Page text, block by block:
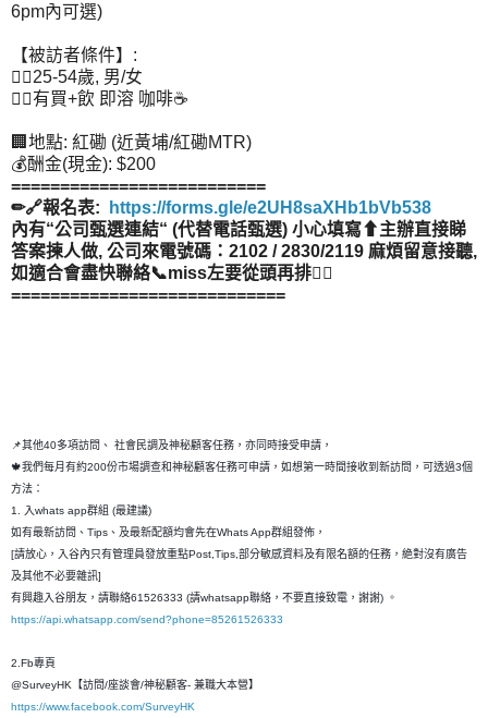
6pm內可選)
【被訪者條件】:
👉🏻25-54歲, 男/女
👉🏻有買+飲 即溶 咖啡☕
🏢地點: 紅磡 (近黃埔/紅磡MTR)
💰酬金(現金): $200
==========================
✏🔗報名表:
https://forms.gle/e2UH8saXHb1bVb538
內有“公司甄選連結“ (代替電話甄選) 小心填寫⬆主辦直接睇
答案揀人做, 公司來電號碼：2102 / 2830/2119 麻煩留意接聽,
如適合會盡快聯絡📞miss左要從頭再排👂🏻
============================
📌其他40多項訪問、 社會民調及神秘顧客任務，亦同時接受申請，
🍁我們每月有約200份市場調查和神秘顧客任務可申請，如想第一時間接收到新訪問，可透過3個
方法：
1. 入whats app群組 (最建議)
如有最新訪問、Tips、及最新配額均會先在Whats App群組發佈，
[請放心，入谷內只有管理員發放重點Post,Tips,部分敏感資料及有限名額的任務，絶對沒有廣告
及其他不必要雜訊]
有興趣入谷朋友，請聯絡61526333 (請whatsapp聯絡，不要直接致電，謝謝) 。
https://api.whatsapp.com/send?phone=85261526333
2.Fb專頁
@SurveyHK【訪問/座談會/神秘顧客- 兼職大本營】
https://www.facebook.com/SurveyHK